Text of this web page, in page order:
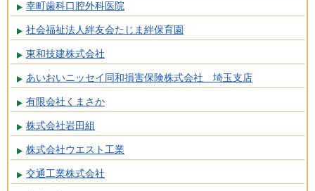
幸町歯科口腔外科医院
社会福祉法人絆友会たじま絆保育園
東和技建株式会社
あいおいニッセイ同和損害保険株式会社 埼玉支店
有限会社くまさか
株式会社岩田組
株式会社ウエスト工業
交通工業株式会社